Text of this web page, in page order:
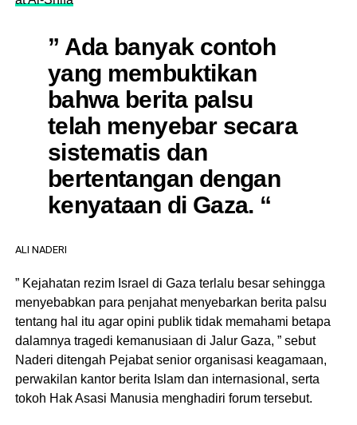
” Ada banyak contoh
yang membuktikan
bahwa berita palsu
telah menyebar secara
sistematis dan
bertentangan dengan
kenyataan di Gaza. “
ALI NADERI
” Kejahatan rezim Israel di Gaza terlalu besar sehingga
menyebabkan para penjahat menyebarkan berita palsu
tentang hal itu agar opini publik tidak memahami betapa
dalamnya tragedi kemanusiaan di Jalur Gaza, ” sebut
Naderi ditengah Pejabat senior organisasi keagamaan,
perwakilan kantor berita Islam dan internasional, serta
tokoh Hak Asasi Manusia menghadiri forum tersebut.